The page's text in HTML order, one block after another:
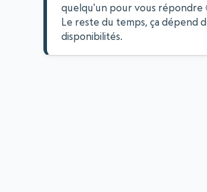
quelqu'un pour vous répondre
Le reste du temps, ça dépend
disponibilités.